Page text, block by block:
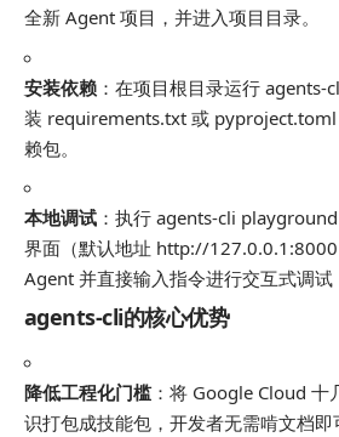
全新 Agent 项目，并进入项目目录。
安装依赖 ：在项目根目录运行 agents-
装 requirements.txt 或 pyproject.toml
赖包。
本地调试 ：执行 agents-cli playground
界面（默认地址 http://
Agent 并直接输入指令进行交互式调试
agents-cli的核心优势
降低工程化门槛：将 Google Cloud 十
识打包成技能包，开发者无需啃文档